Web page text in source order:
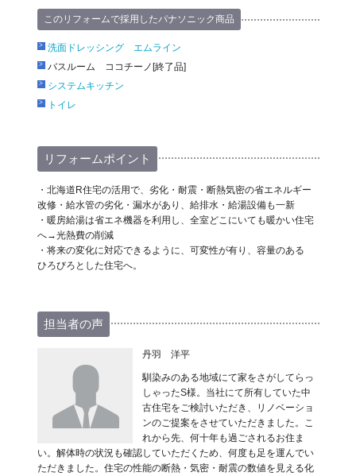
このリフォームで採用したパナソニック商品
洗面ドレッシング エムライン
バスルーム ココチーノ[終了品]
システムキッチン
トイレ
リフォームポイント
・北海道R住宅の活用で、劣化・耐震・断熱気密の省エネルギー
改修・給水管の劣化・漏水があり、給排水・給湯設備も一新
・暖房給湯は省エネ機器を利用し、全室どこにいても暖かい住宅
へ→光熱費の削減
・将来の変化に対応できるように、可変性が有り、容量のある
ひろびろとした住宅へ。
担当者の声
丹羽 洋平
馴染みのある地域にて家をさがしてらっ
しゃったS様。当社にて所有していた中
古住宅をご検討いただき、リノベーショ
ンのご提案をさせていただきました。こ
れから先、何十年も過ごされるお住ま
い。解体時の状況も確認していただくため、何度も足を運んでい
ただきました。住宅の性能の断熱・気密・耐震の数値を見える化